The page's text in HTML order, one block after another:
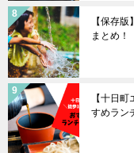
【保存
まとめ！
【十日
すめラン